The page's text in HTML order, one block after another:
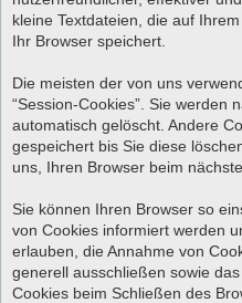
kleine Textdateien, die auf
Ihr Browser speichert.
Die meisten der von uns
“Session-Cookies”. Sie werden
automatisch gelöscht. Andere
gespeichert bis Sie diese
uns, Ihren Browser beim
Sie können Ihren Browser so
von Cookies informiert werden
erlauben, die Annahme von
generell ausschließen sowie
Cookies beim Schließen des